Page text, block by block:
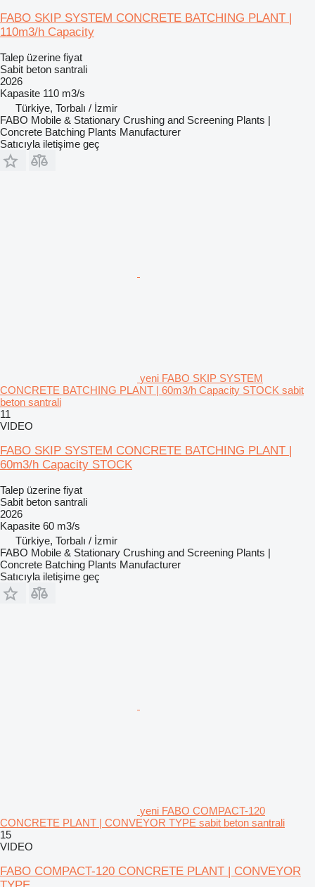
FABO SKIP SYSTEM CONCRETE BATCHING PLANT |
110m3/h Capacity
Talep üzerine fiyat
Sabit beton santrali
2026
Kapasite 110 m3/s
Türkiye, Torbalı / İzmir
FABO Mobile & Stationary Crushing and Screening Plants |
Concrete Batching Plants Manufacturer
Satıcıyla iletişime geç
yeni FABO SKIP SYSTEM
CONCRETE BATCHING PLANT | 60m3/h Capacity STOCK sabit
beton santrali
11
VIDEO
FABO SKIP SYSTEM CONCRETE BATCHING PLANT |
60m3/h Capacity STOCK
Talep üzerine fiyat
Sabit beton santrali
2026
Kapasite 60 m3/s
Türkiye, Torbalı / İzmir
FABO Mobile & Stationary Crushing and Screening Plants |
Concrete Batching Plants Manufacturer
Satıcıyla iletişime geç
yeni FABO COMPACT-120
CONCRETE PLANT | CONVEYOR TYPE sabit beton santrali
15
VIDEO
FABO COMPACT-120 CONCRETE PLANT | CONVEYOR